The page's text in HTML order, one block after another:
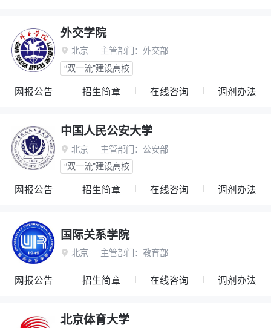
外交学院
 北京 主管部门： 外交部
“双一流”建设高校
网报公告 招生简章 在线咨询 调剂办法
中国人民公安大学
 北京 主管部门： 公安部
“双一流”建设高校
网报公告 招生简章 在线咨询 调剂办法
国际关系学院
 北京 主管部门： 教育部
网报公告 招生简章 在线咨询 调剂办法
北京体育大学